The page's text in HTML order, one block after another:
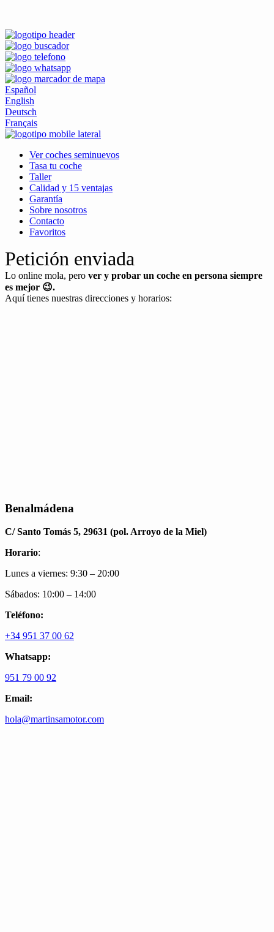
Español
English
Deutsch
Français
Ver coches seminuevos
Tasa tu coche
Taller
Calidad y 15 ventajas
Garantía
Sobre nosotros
Contacto
Favoritos
Petición enviada
Lo online mola, pero ver y probar un coche en persona siempre
es mejor 😉.
Aquí tienes nuestras direcciones y horarios:
Benalmádena
C/ Santo Tomás 5, 29631 (pol. Arroyo de la Miel)
Horario:
Lunes a viernes: 9:30 – 20:00
Sábados: 10:00 – 14:00
Teléfono:
+34 951 37 00 62
Whatsapp:
951 79 00 92
Email:
hola@martinsamotor.com